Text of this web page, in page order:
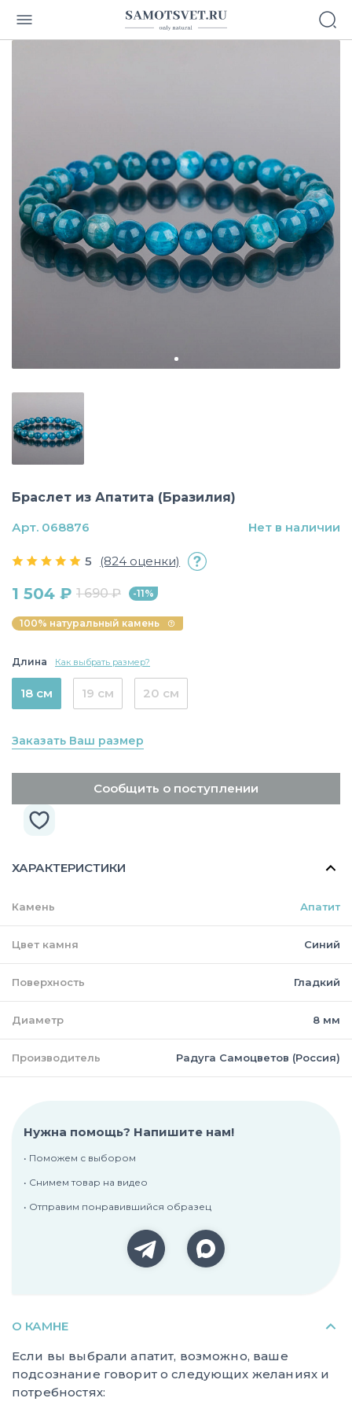
Браслет из Апатита (Бразилия)
5 (824 оценки)
1 504 ₽ 1 690 ₽ -11%
100% натуральный камень
Длина Как выбрать размер?
18 см 19 см 20 см
Заказать Ваш размер
Сообщить о поступлении
Арт. 068876 Нет в наличии
ХАРАКТЕРИСТИКИ
Камень Апатит
Цвет камня Синий
Поверхность Гладкий
Диаметр 8 мм
Производитель Радуга Самоцветов (Россия)
Нужна помощь? Напишите нам!
• Поможем с выбором
• Снимем товар на видео
• Отправим понравившийся образец
О КАМНЕ
Если вы выбрали апатит, возможно, ваше
подсознание говорит о следующих желаниях и
потребностях: